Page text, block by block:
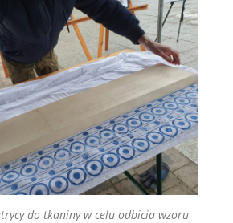
do tkaniny w celu odbicia wzoru